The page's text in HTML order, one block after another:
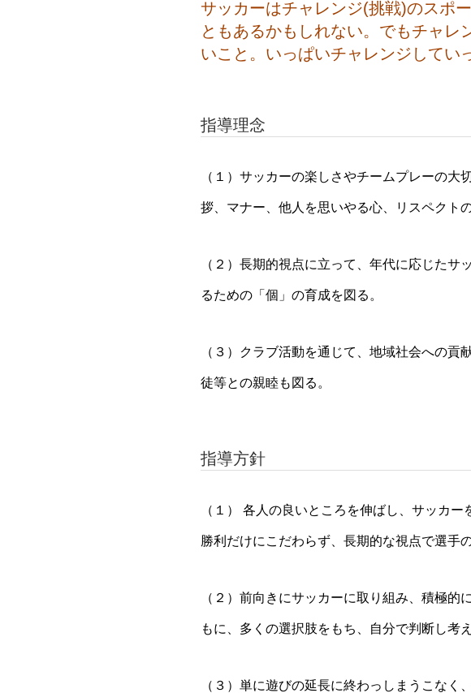
サッカーはチャレンジ(挑戦)のスポ
ともあるかもしれない。でもチャレ
いこと。いっぱいチャレンジしてい
指導理念
（１）サッカーの楽しさやチームプレーの
拶、マナー、他人を思いやる心、リスペクト
（２）長期的視点に立って、年代に応じた
るための「個」の育成を図る。
（３）クラブ活動を通じて、地域社会への
徒等との親睦も図る。
指導方針
（１） 各人の良いところを伸ばし、サッカ
勝利だけにこだわらず、長期的な視点で選手
（２）前向きにサッカーに取り組み、積極
もに、多くの選択肢をもち、自分で判断し考
（３）単に遊びの延長に終わっしまうこな